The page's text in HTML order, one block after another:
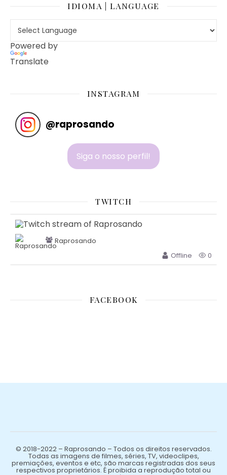
IDIOMA | LANGUAGE
Powered by
Translate
INSTAGRAM
@raprosando
Siga o nosso perfil!
TWITCH
Raprosando
Offline
0
FACEBOOK
© 2018-2022 – Raprosando – Todos os direitos reservados.
Todas as imagens de filmes, séries, TV, videoclipes,
premiações, eventos e etc, são marcas registradas dos seus
respectivos proprietários. É proibida a reprodução total ou